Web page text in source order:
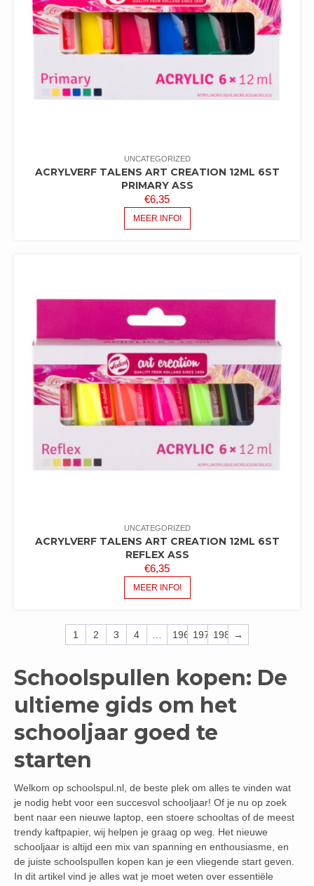
UNCATEGORIZED
ACRYLVERF TALENS ART CREATION 12ML 6ST
PRIMARY ASS
€6,35
MEER INFO!
UNCATEGORIZED
ACRYLVERF TALENS ART CREATION 12ML 6ST
REFLEX ASS
€6,35
MEER INFO!
1 2 3 4 … 196 197 198 →
Schoolspullen kopen: De
ultieme gids om het
schooljaar goed te
starten
Welkom op schoolspul.nl, de beste plek om alles te vinden wat
je nodig hebt voor een succesvol schooljaar! Of je nu op zoek
bent naar een nieuwe laptop, een stoere schooltas of de meest
trendy kaftpapier, wij helpen je graag op weg. Het nieuwe
schooljaar is altijd een mix van spanning en enthousiasme, en
de juiste schoolspullen kopen kan je een vliegende start geven.
In dit artikel vind je alles wat je moet weten over essentiële